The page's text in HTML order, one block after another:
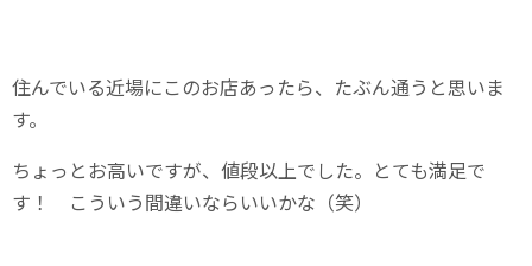
住んでいる近場にこのお店あったら、たぶん通うと思いま
す。
ちょっとお高いですが、値段以上でした。とても満足で
す！ こういう間違いならいいかな（笑）